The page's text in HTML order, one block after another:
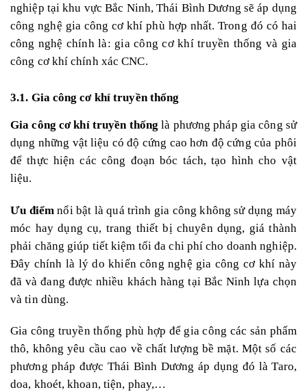
nghiệp tại khu vực Bắc Ninh, Thái Bình Dương sẽ áp dụng
công nghệ gia công cơ khí phù hợp nhất. Trong đó có hai
công nghệ chính là: gia công cơ khí truyền thống và gia
công cơ khí chính xác CNC.
3.1. Gia công cơ khí truyền thống
Gia công cơ khí truyền thống là phương pháp gia công sử
dụng những vật liệu có độ cứng cao hơn độ cứng của phôi
để thực hiện các công đoạn bóc tách, tạo hình cho vật
liệu.
Ưu điểm nổi bật là quá trình gia công không sử dụng máy
móc hay dụng cụ, trang thiết bị chuyên dụng, giá thành
phải chăng giúp tiết kiệm tối đa chi phí cho doanh nghiệp.
Đây chính là lý do khiến công nghệ gia công cơ khí này
đã và đang được nhiều khách hàng tại Bắc Ninh lựa chọn
và tin dùng.
Gia công truyền thống phù hợp để gia công các sản phẩm
thô, không yêu cầu cao về chất lượng bề mặt. Một số các
phương pháp được Thái Bình Dương áp dụng đó là Taro,
doa, khoét, khoan, tiện, phay,…